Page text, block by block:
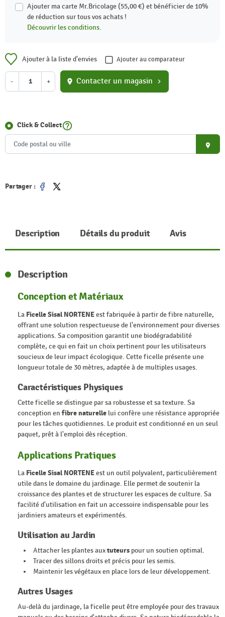
Ajouter ma carte Mr.Bricolage (55,00 €) et bénéficier de 10%
de réduction sur tous vos achats !
Découvrir les conditions.
Ajouter à la liste d'envies Ajouter au comparateur
- + location_on Contacter un magasin chevron_right
Click & Collecthelp_outline
place
Partager :
Partager
Tweet
Description Détails du produit Avis
Description
Conception et Matériaux
La Ficelle Sisal NORTENEest fabriquée à partir de fibre naturelle,
offrant une solution respectueuse de l'environnement pour diverses
applications. Sa composition garantit une biodégradabilité
complète, ce qui en fait un choix pertinent pour les utilisateurs
soucieux de leur impact écologique. Cette ficelle présente une
longueur totale de 30 mètres, adaptée à de multiples usages.
Caractéristiques Physiques
Cette ficelle se distingue par sa robustesse et sa texture. Sa
conception en fibre naturelle lui confère une résistance appropriée
pour les tâches quotidiennes. Le produit est conditionné en un seul
paquet, prêt à l'emploi dès réception.
Applications Pratiques
La Ficelle Sisal NORTENEest un outil polyvalent, particulièrement
utile dans le domaine du jardinage. Elle permet de soutenir la
croissance des plantes et de structurer les espaces de culture. Sa
facilité d'utilisation en fait un accessoire indispensable pour les
jardiniers amateurs et expérimentés.
Utilisation au Jardin
Attacher les plantes auxtuteurs pour un soutien optimal.
Tracer des sillons droits et précis pour les semis.
Maintenir les végétaux en place lors de leur développement.
Autres Usages
Au-delà du jardinage, la ficelle peut être employée pour des travaux